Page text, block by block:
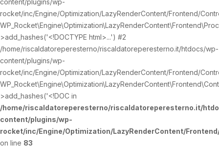
rocket/inc/Engine/Optimization/LazyRenderContent/Frontend/
>add_hashes('<!DOCTYPE html>...') #2
/home/riscaldatoreperesterno/riscaldatoreperesterno.it/htdocs/wp-
content/plugins/wp-
rocket/inc/Engine/Optimization/LazyRenderContent/Frontend/
>add_hashes('<!DOC in
/home/riscaldatoreperesterno/riscaldatoreperesterno.it/
content/plugins/wp-
rocket/inc/Engine/Optimization/LazyRenderContent/
on line 83